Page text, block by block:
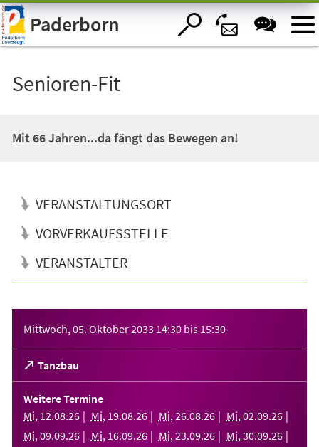
Visuelle
Assistenzsoftware
öffnen.Paderborn
Senioren-Fit
Mit 66 Jahren...da fängt das Bewegen an!
VERANSTALTUNGSORT
VORVERKAUFSSTELLE
VERANSTALTER
Mittwoch, 05. Oktober 2033 14:30 bis 15:30
Tanzbau
(Öffnet
in
einem
neuen
Tab)
Weitere Termine
Mi, 12.08.26 Mi, 19.08.26 Mi, 26.08.26 Mi, 02.09.26
Mi, 09.09.26 Mi, 16.09.26 Mi, 23.09.26 Mi, 30.09.26